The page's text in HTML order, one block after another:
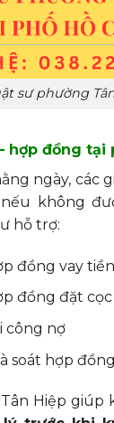
sư phường
hợp đồng tại
ngày, các
không
hỗ trợ:
đồng vay
đồng đặt cọc
công nợ
soát hợp
Hiệp giúp